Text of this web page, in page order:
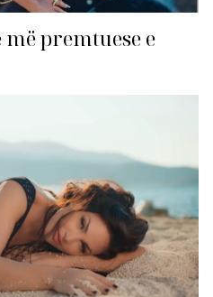
premtuese e